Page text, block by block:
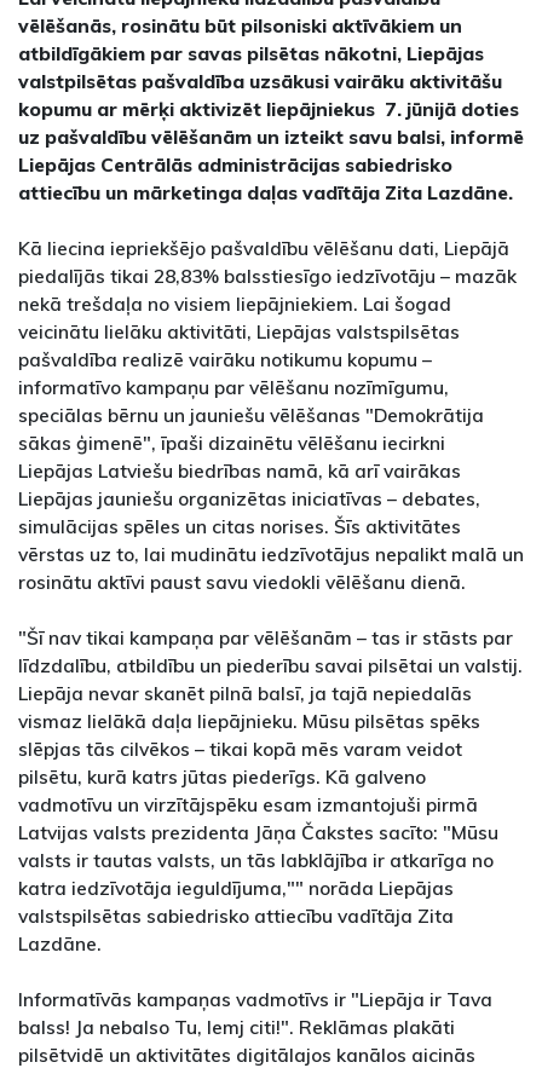
vēlēšanās, rosinātu būt pilsoniski aktīvākiem un
atbildīgākiem par savas pilsētas nākotni, Liepājas
valstpilsētas pašvaldība uzsākusi vairāku aktivitāšu
kopumu ar mērķi aktivizēt liepājniekus 7. jūnijā doties
uz pašvaldību vēlēšanām un izteikt savu balsi, informē
Liepājas Centrālās administrācijas sabiedrisko
attiecību un mārketinga daļas vadītāja Zita Lazdāne.
Kā liecina iepriekšējo pašvaldību vēlēšanu dati, Liepājā
piedalījās tikai 28,83% balsstiesīgo iedzīvotāju – mazāk
nekā trešdaļa no visiem liepājniekiem. Lai šogad
veicinātu lielāku aktivitāti, Liepājas valstspilsētas
pašvaldība realizē vairāku notikumu kopumu –
informatīvo kampaņu par vēlēšanu nozīmīgumu,
speciālas bērnu un jauniešu vēlēšanas "Demokrātija
sākas ģimenē", īpaši dizainētu vēlēšanu iecirkni
Liepājas Latviešu biedrības namā, kā arī vairākas
Liepājas jauniešu organizētas iniciatīvas – debates,
simulācijas spēles un citas norises. Šīs aktivitātes
vērstas uz to, lai mudinātu iedzīvotājus nepalikt malā un
rosinātu aktīvi paust savu viedokli vēlēšanu dienā.
"Šī nav tikai kampaņa par vēlēšanām – tas ir stāsts par
līdzdalību, atbildību un piederību savai pilsētai un valstij.
Liepāja nevar skanēt pilnā balsī, ja tajā nepiedalās
vismaz lielākā daļa liepājnieku. Mūsu pilsētas spēks
slēpjas tās cilvēkos – tikai kopā mēs varam veidot
pilsētu, kurā katrs jūtas piederīgs. Kā galveno
vadmotīvu un virzītājspēku esam izmantojuši pirmā
Latvijas valsts prezidenta Jāņa Čakstes sacīto: "Mūsu
valsts ir tautas valsts, un tās labklājība ir atkarīga no
katra iedzīvotāja ieguldījuma,"" norāda Liepājas
valstspilsētas sabiedrisko attiecību vadītāja Zita
Lazdāne.
Informatīvās kampaņas vadmotīvs ir "Liepāja ir Tava
balss! Ja nebalso Tu, lemj citi!". Reklāmas plakāti
pilsētvidē un aktivitātes digitālajos kanālos aicinās